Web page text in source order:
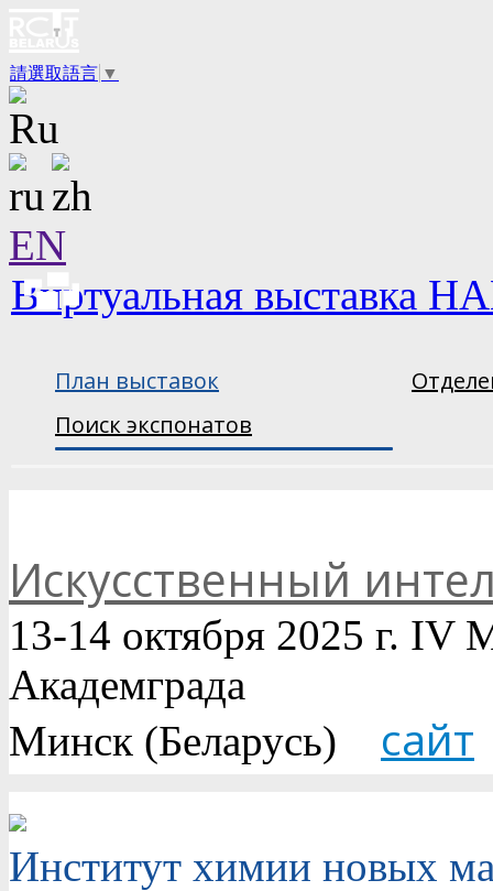
請選取語言 ▼
EN
Виртуальная выставка
План выставок
Поиск экспонатов
Искусственный
13-14 октября 2025 г.
Академграда
Минск (Беларусь) сайт
Институт химии новых